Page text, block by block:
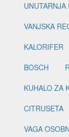
VANJSKA
KALORIFER
BOSCH
KUHALO ZA
CITRUSETA
VAGA